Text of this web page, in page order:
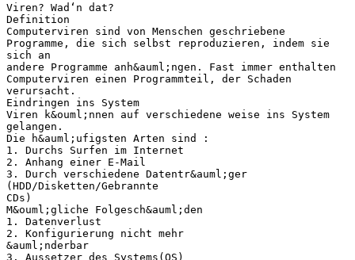
Viren? Wad‘n dat?
Definition
Computerviren sind von Menschen geschriebene
Programme, die sich selbst reproduzieren, indem sie
sich an
andere Programme anh&auml;ngen. Fast immer enthalten
Computerviren einen Programmteil, der Schaden
verursacht.
Eindringen ins System
Viren k&ouml;nnen auf verschiedene weise ins System
gelangen.
Die h&auml;ufigsten Arten sind :
1. Durchs Surfen im Internet
2. Anhang einer E-Mail
3. Durch verschiedene Datentr&auml;ger
(HDD/Disketten/Gebrannte
CDs)
M&ouml;gliche Folgesch&auml;den
1. Datenverlust
2. Konfigurierung nicht mehr
&auml;nderbar
3. Aussetzer des Systems(OS)